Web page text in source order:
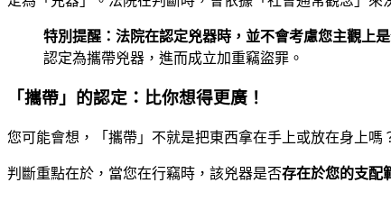
特別提醒：法院在認定兇器時，並不會考慮您主觀上
認定為攜帶兇器，進而成立加重竊盜罪。
「攜帶」的認定：比你想得更廣！
您可能會想，「攜帶」不就是把東西拿在手上或放在身上嗎
判斷重點在於，當您在行竊時，該兇器是否存在於您的支配